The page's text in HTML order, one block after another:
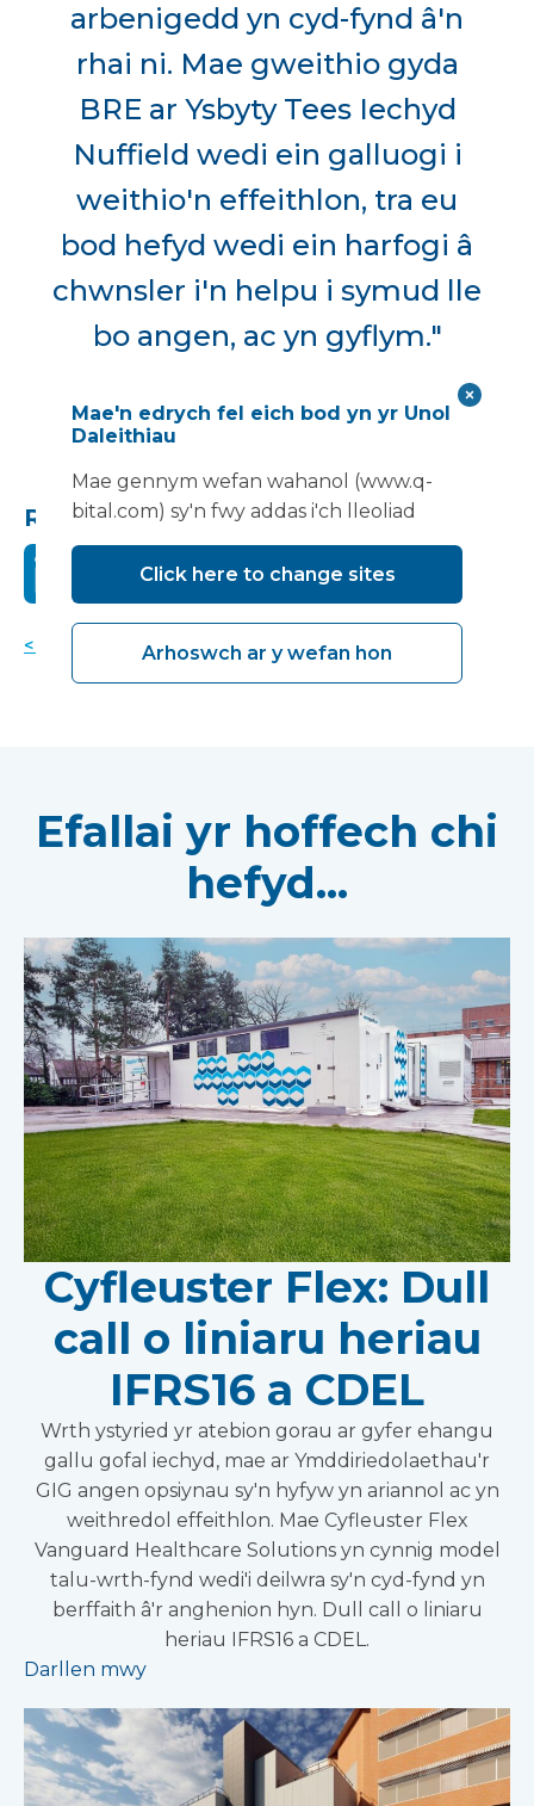
arbenigedd yn cyd-fynd â'n
rhai ni. Mae gweithio gyda
BRE ar Ysbyty Tees Iechyd
Nuffield wedi ein galluogi i
weithio'n effeithlon, tra eu
bod hefyd wedi ein harfogi â
chwnsler i'n helpu i symud lle
bo angen, ac yn gyflym."
Lindsay Dransfield, Prif Swyddog Masnachol
Rhannwch hwn:
< Yn ôl i newyddion
Efallai yr hoffech chi
hefyd...
Cyfleuster Flex: Dull
call o liniaru heriau
IFRS16 a CDEL
Wrth ystyried yr atebion gorau ar gyfer ehangu
gallu gofal iechyd, mae ar Ymddiriedolaethau'r
GIG angen opsiynau sy'n hyfyw yn ariannol ac yn
weithredol effeithlon. Mae Cyfleuster Flex
Vanguard Healthcare Solutions yn cynnig model
talu-wrth-fynd wedi'i deilwra sy'n cyd-fynd yn
berffaith â'r anghenion hyn. Dull call o liniaru
heriau IFRS16 a CDEL.
Darllen mwy
Mae'n edrych fel eich bod yn yr Unol
Daleithiau
Mae gennym wefan wahanol (www.q-
bital.com) sy'n fwy addas i'ch lleoliad
Click here to change sites
Arhoswch ar y wefan hon